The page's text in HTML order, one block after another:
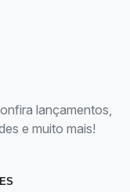
lançamentos,
e muito mais!